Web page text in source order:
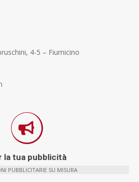
4-5 – Fiumicino
la tua pubblicità
PUBBLICITARIE SU MISURA